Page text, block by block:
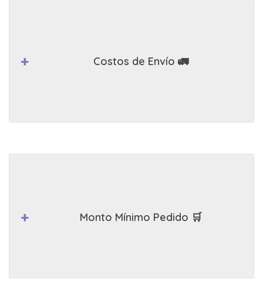
Costos de Envío 🚛
Monto Mínimo Pedido 🛒